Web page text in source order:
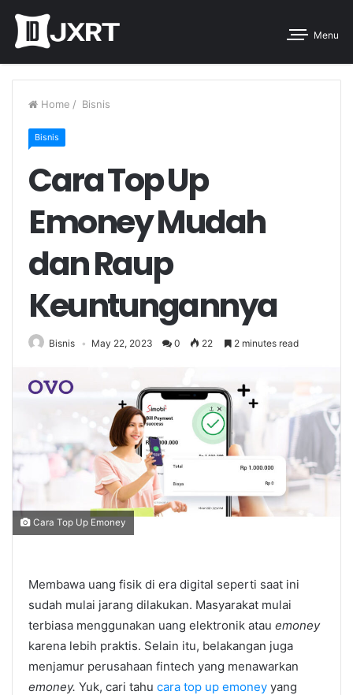
Menu
Home / Bisnis
Bisnis
Cara Top Up
Emoney Mudah
dan Raup
Keuntungannya
Bisnis May 22, 2023 0 22 2 minutes read
Cara Top Up Emoney
Membawa uang fisik di era digital seperti saat ini
sudah mulai jarang dilakukan. Masyarakat mulai
terbiasa menggunakan uang elektronik atau emoney
karena lebih praktis. Selain itu, belakangan juga
menjamur perusahaan fintech yang menawarkan
emoney. Yuk, cari tahu cara top up emoney yang